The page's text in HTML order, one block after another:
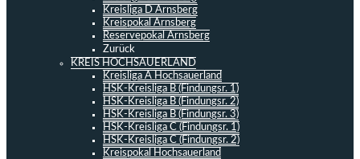
Kreisliga D Arnsberg
Kreispokal Arnsberg
Reservepokal Arnsberg
Zurück
KREIS HOCHSAUERLAND
Kreisliga A Hochsauerland
HSK-Kreisliga B (Findungsr. 1)
HSK-Kreisliga B (Findungsr. 2)
HSK-Kreisliga B (Findungsr. 3)
HSK-Kreisliga C (Findungsr. 1)
HSK-Kreisliga C (Findungsr. 2)
Kreispokal Hochsauerland